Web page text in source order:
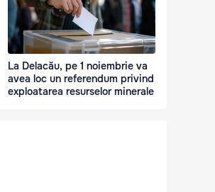
La Delacău, pe 1 noiembrie va
avea loc un referendum privind
exploatarea resurselor minerale